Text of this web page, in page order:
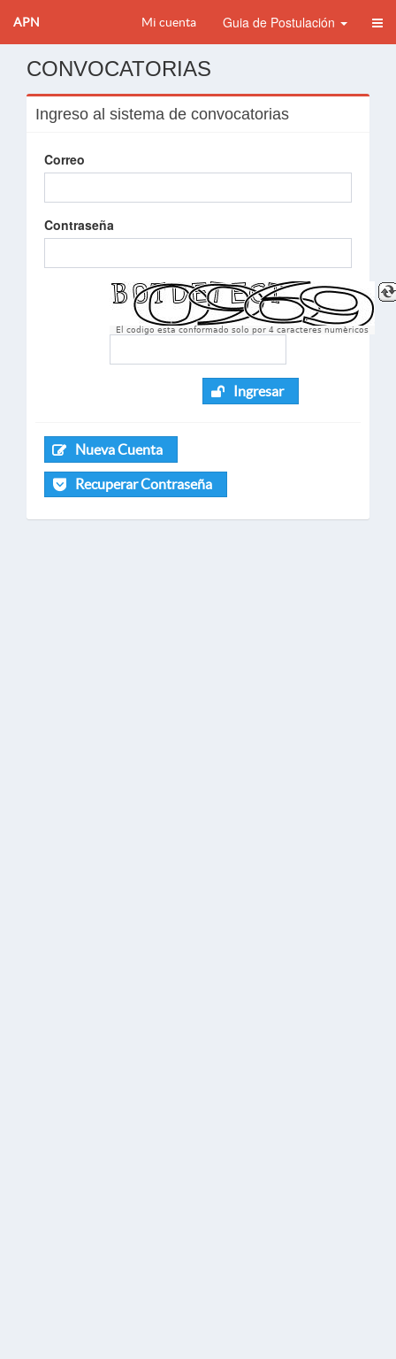
APN Mi cuenta Guia de Postulación
CONVOCATORIAS
Ingreso al sistema de convocatorias
Correo
Contraseña
El codigo esta conformado solo por 4 caracteres numèricos
Ingresar
Nueva Cuenta
Recuperar Contraseña